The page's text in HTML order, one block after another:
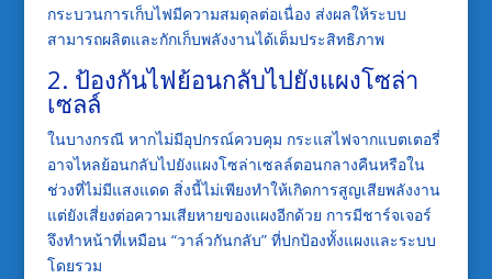
กระบวนการเก็บไฟมีความสมดุลต่อเนื่อง ส่งผลให้ระบบ
สามารถผลิตและกักเก็บพลังงานได้เต็มประสิทธิภาพ
2. ป้องกันไฟย้อนกลับไปยังแผงโซล่า
เซลล์
ในบางกรณี หากไม่มีอุปกรณ์ควบคุม กระแสไฟจากแบตเตอรี่
อาจไหลย้อนกลับไปยังแผงโซล่าเซลล์ตอนกลางคืนหรือใน
ช่วงที่ไม่มีแสงแดด สิ่งนี้ไม่เพียงทำให้เกิดการสูญเสียพลังงาน
แต่ยังเสี่ยงต่อความเสียหายของแผงอีกด้วย การมีชาร์จเจอร์
จึงทำหน้าที่เหมือน “วาล์วกันกลับ” ที่ปกป้องทั้งแผงและระบบ
โดยรวม